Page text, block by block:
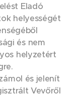
Eladó
helyességét
és nem
helyzetért
és jelenít
Vevőről